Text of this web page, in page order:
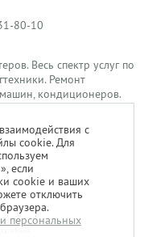
80-10
Весь спектр услуг по
Ремонт
кондиционеров.
с
cookie. Для
если
cookie и ваших
отключить
персональных